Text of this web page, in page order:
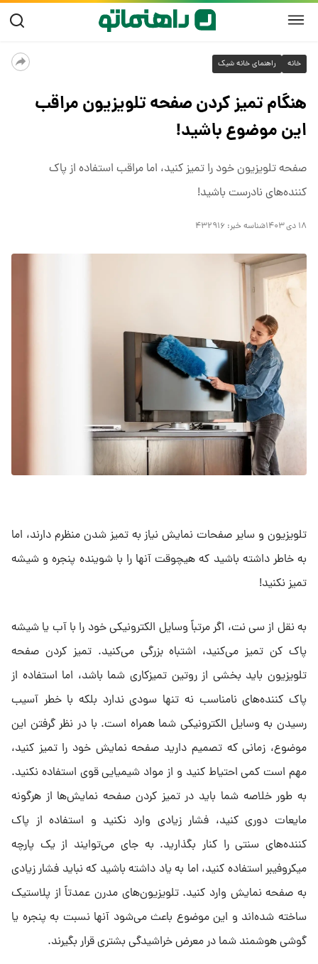
خانه راهنمای خانه شیک
هنگام تمیز کردن صفحه‌ تلویزیون مراقب
این موضوع باشید!
صفحه تلویزیون خود را تمیز کنید، اما مراقب استفاده از پاک
کننده‌های نادرست باشید!
۱۸ دی ۱۴۰۳ شناسه خبر: ۴۳۲۹۱۶
تلویزیون و سایر صفحات نمایش نیاز به تمیز شدن منظرم دارند، اما
به خاطر داشته باشید که هیچوقت آنها را با شوینده پنجره و شیشه
تمیز نکنید!
به نقل از سی نت، اگر مرتباً وسایل الکترونیکی خود را با آب یا شیشه
پاک کن تمیز می‌کنید، اشتباه بزرگی می‌کنید. تمیز کردن صفحه
تلویزیون باید بخشی از روتین تمیزکاری شما باشد، اما استفاده از
پاک کننده‌های نامناسب نه تنها سودی ندارد بلکه با خطر آسیب
رسیدن به وسایل الکترونیکی شما همراه است. با در نظر گرفتن این
موضوع، زمانی که تصمیم دارید صفحه نمایش خود را تمیز کنید،
مهم است کمی احتیاط کنید و از مواد شیمیایی قوی استفاده نکنید.
به طور خلاصه شما باید در تمیز کردن صفحه نمایش‌ها از هرگونه
مایعات دوری کنید، فشار زیادی وارد نکنید و استفاده از پاک
کننده‌های سنتی را کنار بگذارید. به جای می‌توایند از یک پارچه
میکروفیبر استفاده کنید، اما به یاد داشته باشید که نباید فشار زیادی
به صفحه نمایش وارد کنید. تلویزیون‌های مدرن عمدتاً از پلاستیک
ساخته شده‌اند و این موضوع باعث می‌شود آنها نسبت به پنجره یا
گوشی هوشمند شما در معرض خراشیدگی بشتری قرار بگیرند.